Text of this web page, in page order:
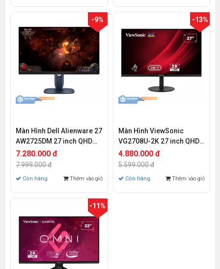
-9%
Màn Hình Dell Alienware 27
AW2725DM 27 inch QHD
IPS 180Hz 1ms
7.280.000 đ
7.999.000 đ
Còn hàng Thêm vào giỏ
-13%
Màn Hình ViewSonic
VG2708U-2K 27 inch QHD
IPS 75Hz 4ms
4.880.000 đ
5.599.000 đ
Còn hàng Thêm vào giỏ
-11%